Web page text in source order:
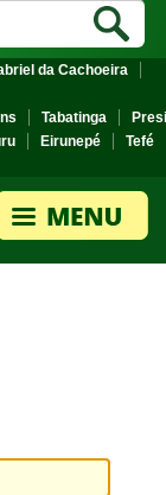
da Cachoeira
Tabatinga
Eirunepé
Tefé